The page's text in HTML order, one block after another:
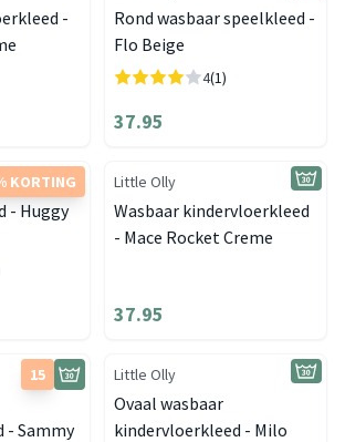
-
Rond wasbaar speelkleed -
Flo Beige
4(1)
37.95
KORTING
- Huggy
Little Olly
Wasbaar kindervloerkleed
- Mace Rocket Creme
37.95
15
- Sammy
Little Olly
Ovaal wasbaar
kindervloerkleed - Milo